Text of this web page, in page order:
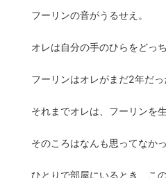
フーリンの音がうるせえ。
オレは自分の手のひらをどっ
フーリンはオレがまだ2年だ
それまでオレは、フーリンを
そのころはなんも思ってなか
ひとりで部屋にいるとき、こ